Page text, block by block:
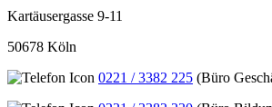
Kartäusergasse 9-11
50678 Köln
0221 / 3382 225 (Büro